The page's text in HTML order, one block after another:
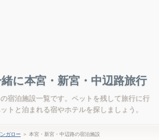
に本宮・新宮・中辺路旅行
宿泊施設一覧です。ペットを残して旅行に行
トと泊まれる宿やホテルを探しましょう。
ガロー ＞ 本宮・新宮・中辺路の宿泊施設